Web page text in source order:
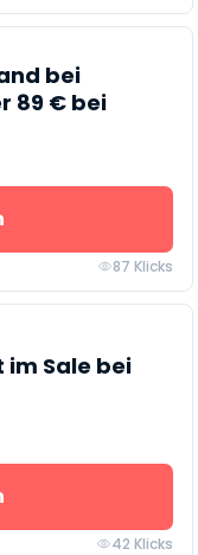
bei
89 € bei
87 Klicks
im Sale bei
42 Klicks